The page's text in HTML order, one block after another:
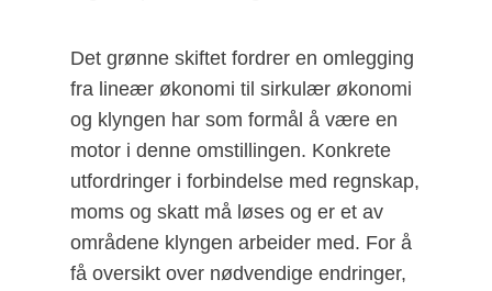
Det grønne skiftet fordrer en omlegging
fra lineær økonomi til sirkulær økonomi
og klyngen har som formål å være en
motor i denne omstillingen. Konkrete
utfordringer i forbindelse med regnskap,
moms og skatt må løses og er et av
områdene klyngen arbeider med. For å
få oversikt over nødvendige endringer,